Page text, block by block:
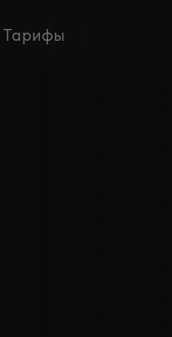
Тарифы